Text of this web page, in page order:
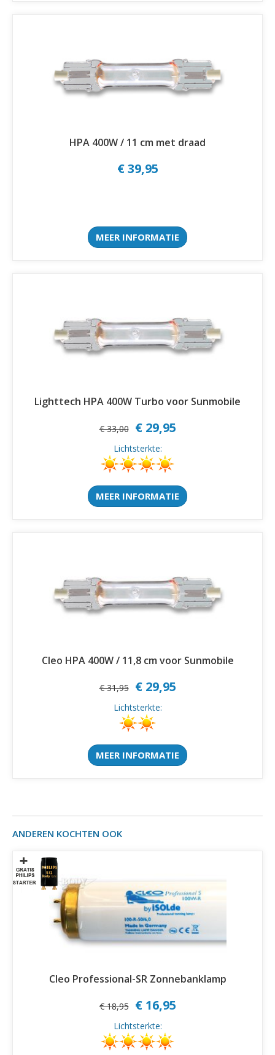
HPA 400W / 11 cm met draad
€ 39,95
MEER INFORMATIE
Lighttech HPA 400W Turbo voor Sunmobile
€ 33,00 € 29,95
Lichtsterkte:
MEER INFORMATIE
Cleo HPA 400W / 11,8 cm voor Sunmobile
€ 31,95 € 29,95
Lichtsterkte:
MEER INFORMATIE
ANDEREN KOCHTEN OOK
Cleo Professional-SR Zonnebanklamp
€ 18,95 € 16,95
Lichtsterkte: